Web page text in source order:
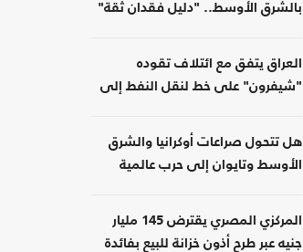
بالشرق الأوسط.. "دليل فقدان ثقة"
العراق يتفق مع ائتلاف تقوده
"شيفرون" على خط لنقل النفط إلى
هل تتحول صراعات أوكرانيا والشرق
الأوسط وتايوان إلى حرب عالمية
المركزي المصري يقترض 145 مليار
جنيه عبر طرح أذون خزانة للبيع بفائدة